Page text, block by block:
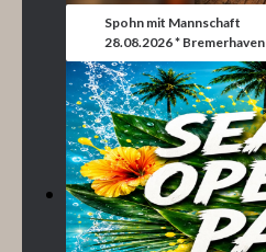
Spohn mit Mannschaft
28.08.2026 * Bremerhaven